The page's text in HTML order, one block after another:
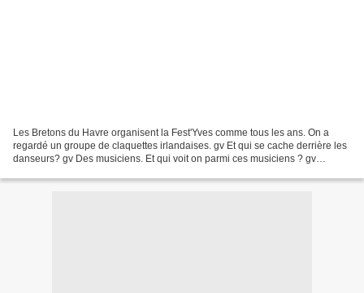
Les Bretons du Havre organisent la Fest'Yves comme tous les ans. On a
regardé un groupe de claquettes irlandaises. gv Et qui se cache derrière les
danseurs? gv Des musiciens. Et qui voit on parmi ces musiciens ? gv